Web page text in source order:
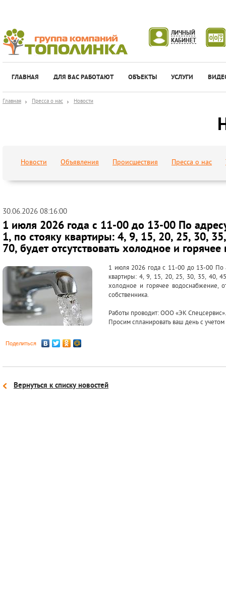
ЛИЧНЫЙ
КАБИНЕТ
ГЛАВНАЯ ДЛЯ ВАС РАБОТАЮТ ОБЪЕКТЫ УСЛУГИ
Главная Пресса о нас Новости
Новости Объявления Происшествия Пресса о нас
30.06.2026 08:16:00
1 июля 2026 года с 11-00 до 13-00 По
1, по стояку квартиры: 4, 9, 15, 20, 25, 30,
70, будет отсутствовать холодное и
1 июля 2026 года с 11-00 до 13-00 По
квартиры: 4, 9, 15, 20, 25, 30, 35, 40,
холодное и горячее водоснабжение,
собственника.
Работы проводит: ООО «ЭК Спецсервис».
Просим спланировать ваш день с
Поделиться
Вернуться к списку новостей